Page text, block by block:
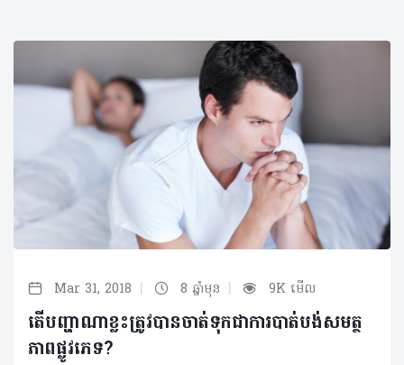
Mar 31, 2018 | 8 ឆ្នាំមុន | 9K មើល
តើបញ្ហាណាខ្លះត្រូវបានចាត់ទុកជាការបាត់បង់សមត្ថ
ភាពផ្លូវភេទ?